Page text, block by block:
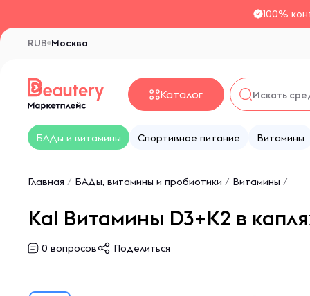
100%
Москва
RUB
Каталог
БАДы и витамины Спортивное питание Витамины
Главная / БАДы, витамины и пробиотики / Витамины /
Kal Витамины D3+K2 в
0 вопросов Поделиться